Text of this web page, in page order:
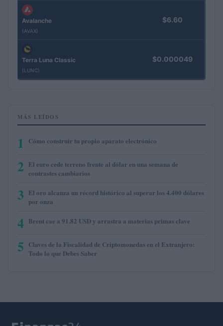
Avalanche
(AVAX)
$6.60
Terra Luna Classic
(LUNC)
$0.000049
MÁS LEÍDOS
1 Cómo construir tu propio aparato electrónico
2 El euro cede terreno frente al dólar en una semana de
contrastes cambiarios
3 El oro alcanza un récord histórico al superar los 4.400 dólares
por onza
4 Brent cae a 91.82 USD y arrastra a materias primas clave
5 Claves de la Fiscalidad de Criptomonedas en el Extranjero:
Todo lo que Debes Saber